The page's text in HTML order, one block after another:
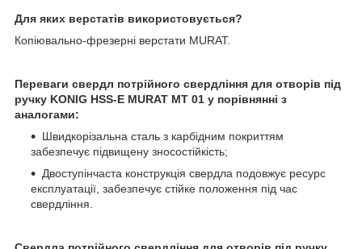
Для яких верстатів використовується?
Копіювально-фрезерні верстати MURAT.
Переваги свердл потрійного свердління для отворів під
ручку KONIG HSS-E MURAT MT 01 у порівнянні з
аналогами:
Швидкорізальна сталь з карбідним покриттям
забезпечує підвищену зносостійкість;
Двоступінчаста конструкція свердла подовжує ресурс
експлуатації, забезпечує стійке положення під час
свердління.